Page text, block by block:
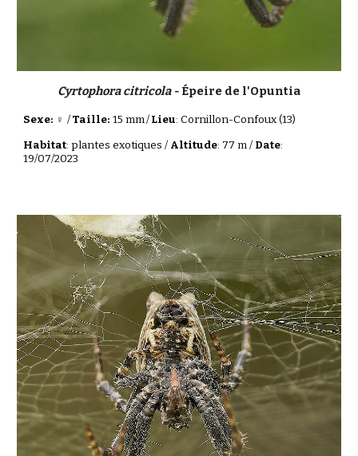
Cyrtophora citricola - Épeire de l'Opuntia
Sexe: ♀/Taille:15 mm/Lieu: Cornillon-Confoux (13)
Habitat: plantes exotiques / Altitude: 77 m / Date:
19/07/2023